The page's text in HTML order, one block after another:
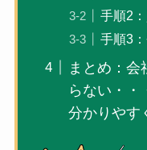
手順2
手順3
まとめ：会
らない・・
分かりやす